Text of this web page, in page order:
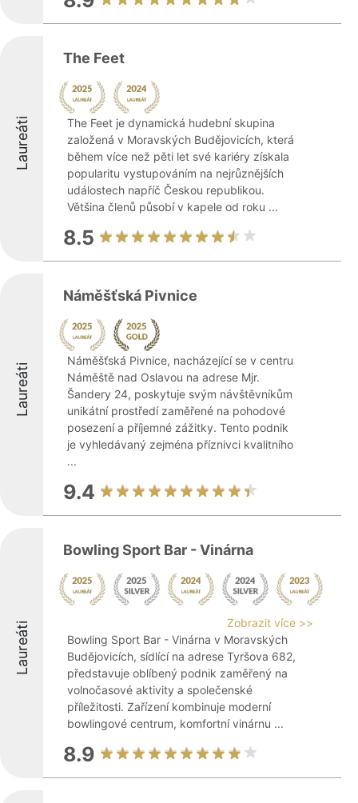
Laureáti
The Feet
The Feet je dynamická hudební skupina
založená v Moravských Budějovicích, která
během více než pěti let své kariéry získala
popularitu vystupováním na nejrůznějších
událostech napříč Českou republikou.
Většina členů působí v kapele od roku ...
8.5
Laureáti
Náměšťská Pivnice
Náměšťská Pivnice, nacházející se v centru
Náměště nad Oslavou na adrese Mjr.
Šandery 24, poskytuje svým návštěvníkům
unikátní prostředí zaměřené na pohodové
posezení a příjemné zážitky. Tento podnik
je vyhledávaný zejména příznivci kvalitního
...
9.4
Laureáti
Bowling Sport Bar - Vinárna
Zobrazit více >>
Bowling Sport Bar - Vinárna v Moravských
Budějovicích, sídlící na adrese Tyršova 682,
představuje oblíbený podnik zaměřený na
volnočasové aktivity a společenské
příležitosti. Zařízení kombinuje moderní
bowlingové centrum, komfortní vinárnu ...
8.9